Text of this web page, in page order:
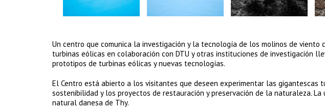
Un centro que comunica la investigación y la tecnología de los molinos de viento
turbinas eólicas en colaboración con DTU y otras instituciones de investigación
prototipos de turbinas eólicas y nuevas tecnologías.
El Centro está abierto a los visitantes que deseen experimentar las gigantescas
sostenibilidad y los proyectos de restauración y preservación de la naturaleza.
natural danesa de Thy.